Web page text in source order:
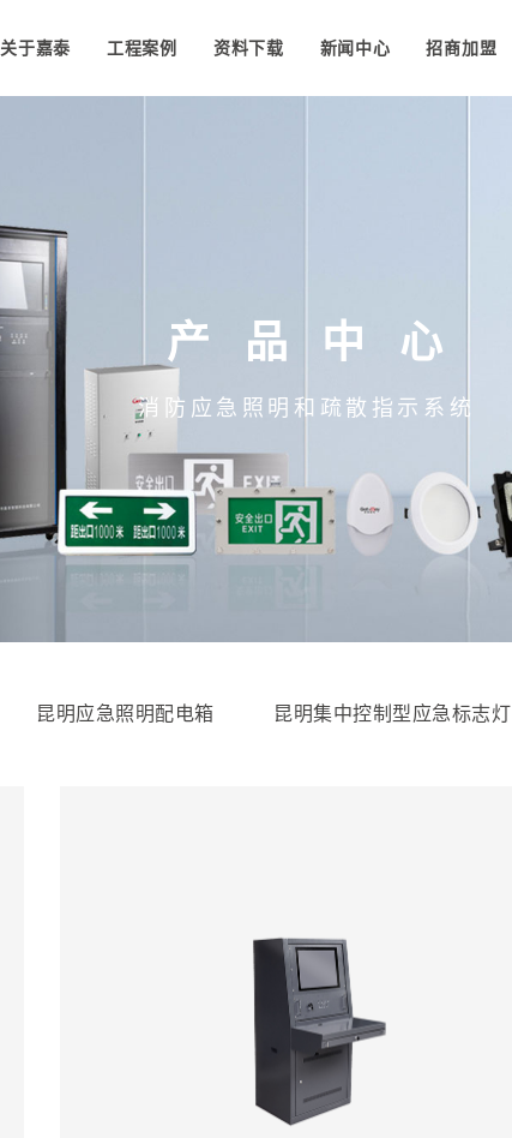
关于嘉泰 工程案例 资料下载 新闻中心 招商加盟
产品中心
消防应急照明和疏散指示系统
昆明应急照明配电箱 昆明集中控制型应急标志灯